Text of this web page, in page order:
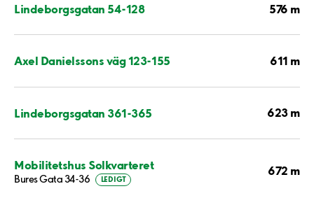
Lindeborgsgatan 54-128 576 m
Axel Danielssons väg 123-155 611 m
Lindeborgsgatan 361-365 623 m
Mobilitetshus Solkvarteret
Bures Gata 34-36 LEDIGT
672 m